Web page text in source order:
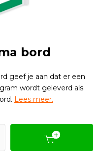
bord
geef je aan dat er een
wordt geleverd als
Lees meer.